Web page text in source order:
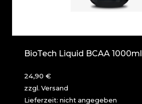
BioTech Liquid BCAA 1000ml
24,90 €
zzgl. Versand
Lieferzeit: nicht angegeben